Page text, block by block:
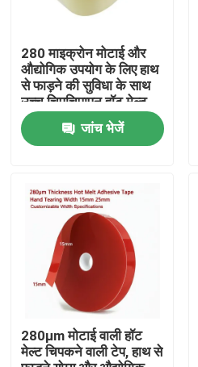
होम
उत्पाद
वीडियो
हमारे बारे में
फैक्टरी यात्रा
280 माइक्रोन मोटाई और
औद्योगिक उपयोग के लिए हाथ
से फाड़ने की सुविधा के साथ
उच्च चिपचिपापन हॉट मेल्ट
चिपकने वाला टेप
जांच भेजें
280μm मोटाई वाली हॉट
मेल्ट चिपकने वाली टेप, हाथ से